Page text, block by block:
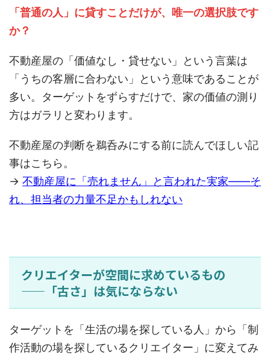
「普通の人」に貸すことだけが、唯一の選択肢です
か？
不動産屋の「価値なし・貸せない」という言葉は
「うちの客層に合わない」という意味であることが
多い。ターゲットをずらすだけで、家の価値の測り
方はガラリと変わります。
不動産屋の判断を鵜呑みにする前に読んでほしい記
事はこちら。
→ 不動産屋に「売れません」と言われた実家——そ
れ、担当者の力量不足かもしれない
クリエイターが空間に求めているもの
——「古さ」は気にならない
ターゲットを「生活の場を探している人」から「制
作活動の場を探しているクリエイター」に変えてみ